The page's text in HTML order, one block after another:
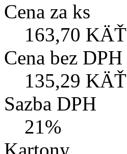
Cena za ks
163,70 KÄŤ
Cena bez DPH
135,29 KÄŤ
Sazba DPH
21%